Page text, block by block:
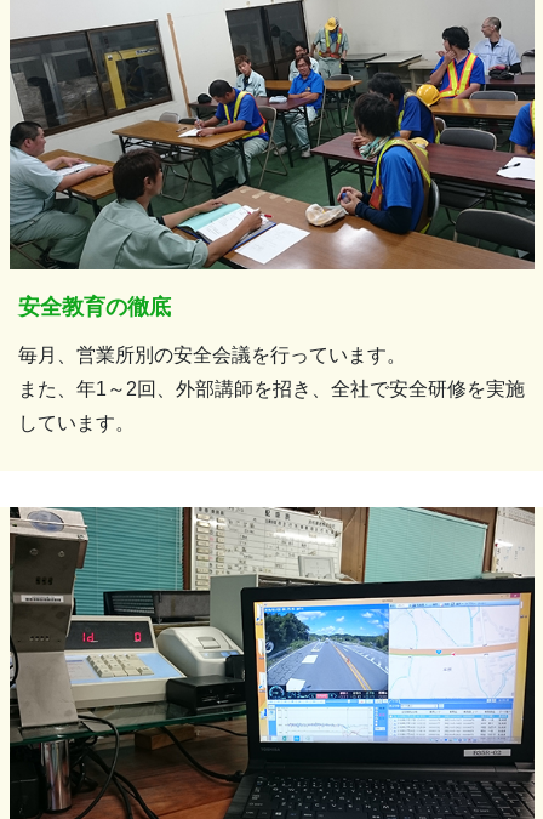
安全教育の徹底
毎月、営業所別の安全会議を行っています。
また、年1～2回、外部講師を招き、全社で安全研修を実施
しています。